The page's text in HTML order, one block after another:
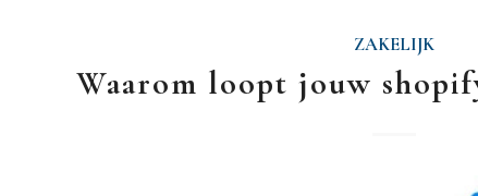
ZAKELIJK
Waarom loopt jouw